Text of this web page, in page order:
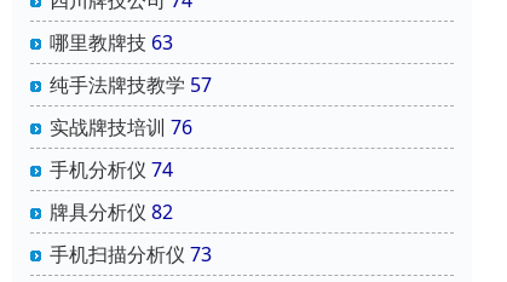
哪里教牌技 63
纯手法牌技教学 57
实战牌技培训 76
手机分析仪 74
牌具分析仪 82
手机扫描分析仪 73